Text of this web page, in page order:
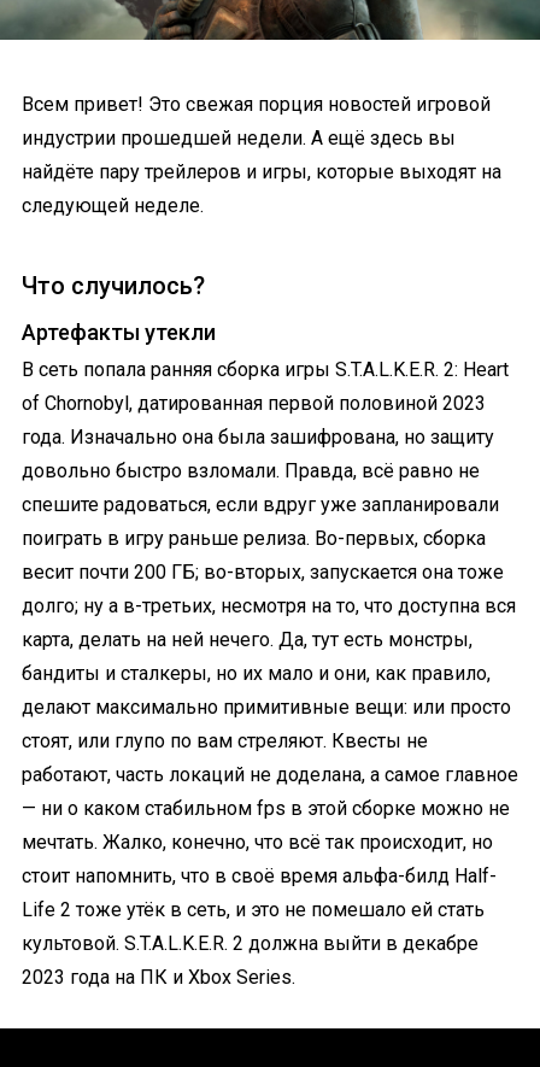
Всем привет! Это свежая порция новостей игровой
индустрии прошедшей недели. А ещё здесь вы
найдёте пару трейлеров и игры, которые выходят на
следующей неделе.
Что случилось?
Артефакты утекли
В сеть попала ранняя сборка игры S.T.A.L.K.E.R. 2: Heart
of Chornobyl, датированная первой половиной 2023
года. Изначально она была зашифрована, но защиту
довольно быстро взломали. Правда, всё равно не
спешите радоваться, если вдруг уже запланировали
поиграть в игру раньше релиза. Во-первых, сборка
весит почти 200 ГБ; во-вторых, запускается она тоже
долго; ну а в-третьих, несмотря на то, что доступна вся
карта, делать на ней нечего. Да, тут есть монстры,
бандиты и сталкеры, но их мало и они, как правило,
делают максимально примитивные вещи: или просто
стоят, или глупо по вам стреляют. Квесты не
работают, часть локаций не доделана, а самое главное
— ни о каком стабильном fps в этой сборке можно не
мечтать. Жалко, конечно, что всё так происходит, но
стоит напомнить, что в своё время альфа-билд Half-
Life 2 тоже утёк в сеть, и это не помешало ей стать
культовой. S.T.A.L.K.E.R. 2 должна выйти в декабре
2023 года на ПК и Xbox Series.